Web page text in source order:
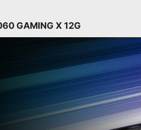
GAMING X 12G